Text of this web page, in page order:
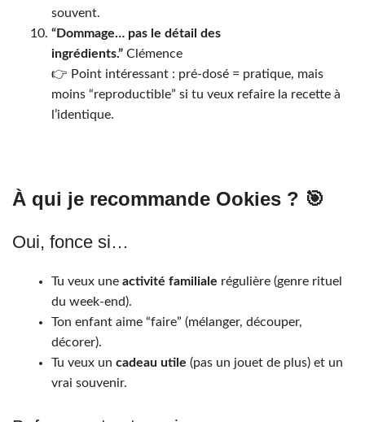
souvent.
“Dommage… pas le détail des
ingrédients.” Clémence
👉 Point intéressant : pré-dosé = pratique, mais
moins “reproductible” si tu veux refaire la recette à
l’identique.
À qui je recommande Ookies ? 🎯
Oui, fonce si…
Tu veux une activité familiale régulière (genre rituel
du week-end).
Ton enfant aime “faire” (mélanger, découper,
décorer).
Tu veux un cadeau utile (pas un jouet de plus) et un
vrai souvenir.